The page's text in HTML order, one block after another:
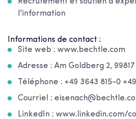
l'information
Informations de contact :
Site web : www.bechtle.com
Adresse : Am Goldberg 2, 99817
Téléphone : +49 3643 815-0
Courriel :
LinkedIn : www.linkedin.com/